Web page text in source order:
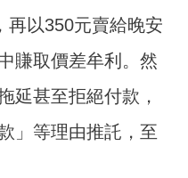
再以350元賣給晚安
賺取價差牟利。然
延甚至拒絕付款，
」等理由推託，至